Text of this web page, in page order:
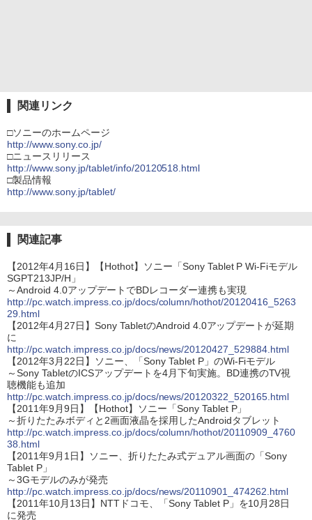
関連リンク
□ソニーのホームページ
http://www.sony.co.jp/
□ニュースリリース
http://www.sony.jp/tablet/info/20120518.html
□製品情報
http://www.sony.jp/tablet/
関連記事
【2012年4月16日】【Hothot】ソニー「Sony Tablet P Wi-Fiモデル
SGPT213JP/H」
～Android 4.0アップデートでBDレコーダー連携も実現
http://pc.watch.impress.co.jp/docs/column/hothot/20120416_5263
29.html
【2012年4月27日】Sony TabletのAndroid 4.0アップデートが延期
に
http://pc.watch.impress.co.jp/docs/news/20120427_529884.html
【2012年3月22日】ソニー、「Sony Tablet P」のWi-Fiモデル
～Sony TabletのICSアップデートを4月下旬実施。BD連携のTV視
聴機能も追加
http://pc.watch.impress.co.jp/docs/news/20120322_520165.html
【2011年9月9日】【Hothot】ソニー「Sony Tablet P」
～折りたたみボディと2画面液晶を採用したAndroidタブレット
http://pc.watch.impress.co.jp/docs/column/hothot/20110909_4760
38.html
【2011年9月1日】ソニー、折りたたみ式デュアル画面の「Sony
Tablet P」
～3Gモデルのみが発売
http://pc.watch.impress.co.jp/docs/news/20110901_474262.html
【2011年10月13日】NTTドコモ、「Sony Tablet P」を10月28日
に発売